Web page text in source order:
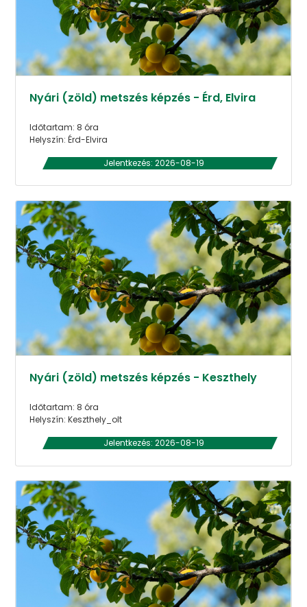
Nyári (zöld) metszés képzés - Érd, Elvira
Időtartam: 8 óra
Helyszín: Érd-Elvira
Jelentkezés: 2026-08-19
Nyári (zöld) metszés képzés - Keszthely
Időtartam: 8 óra
Helyszín: Keszthely_olt
Jelentkezés: 2026-08-19